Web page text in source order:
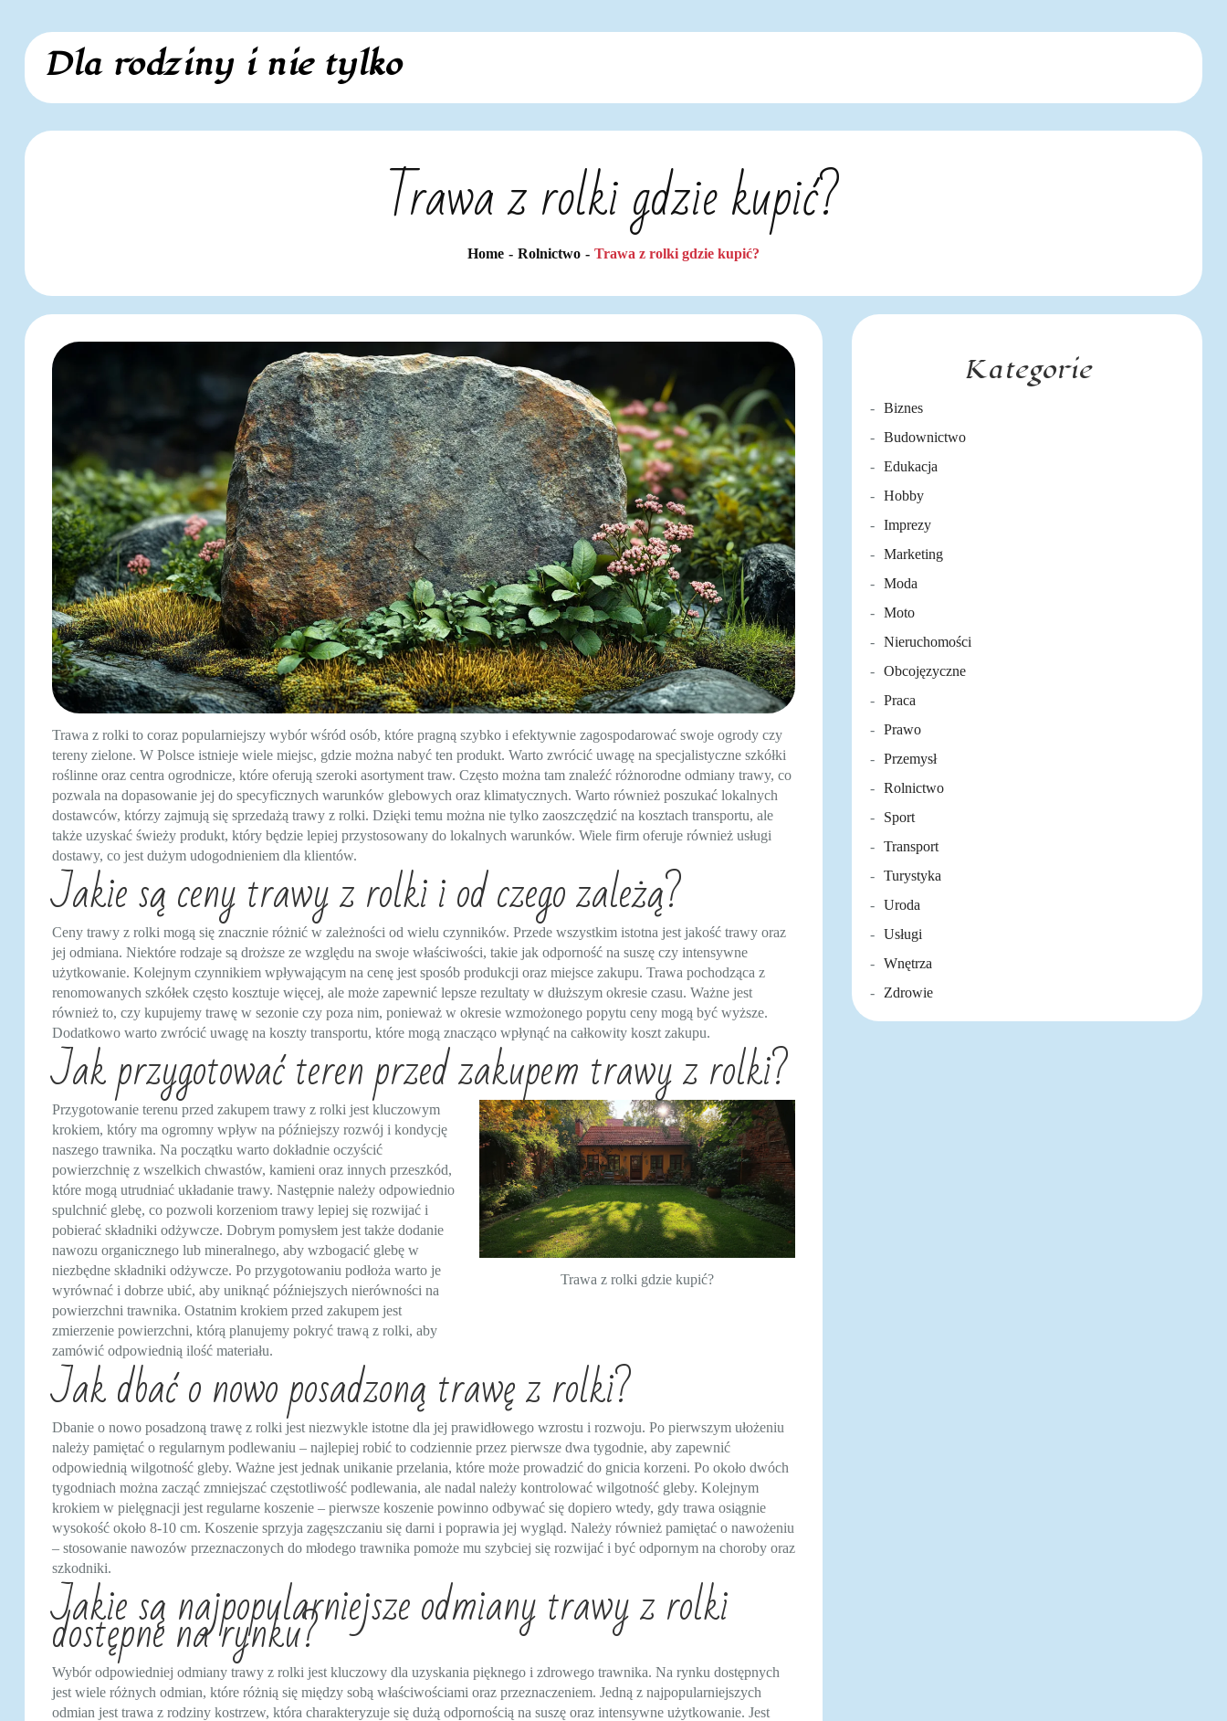
content
Dla rodziny i nie tylko
Trawa z rolki gdzie kupić?
Home Rolnictwo Trawa z rolki gdzie kupić?
Trawa z rolki to coraz popularniejszy wybór wśród osób, które pragną szybko i efektywnie zagospodarować swoje ogrody czy
tereny zielone. W Polsce istnieje wiele miejsc, gdzie można nabyć ten produkt. Warto zwrócić uwagę na specjalistyczne szkółki
roślinne oraz centra ogrodnicze, które oferują szeroki asortyment traw. Często można tam znaleźć różnorodne odmiany trawy, co
pozwala na dopasowanie jej do specyficznych warunków glebowych oraz klimatycznych. Warto również poszukać lokalnych
dostawców, którzy zajmują się sprzedażą trawy z rolki. Dzięki temu można nie tylko zaoszczędzić na kosztach transportu, ale
także uzyskać świeży produkt, który będzie lepiej przystosowany do lokalnych warunków. Wiele firm oferuje również usługi
dostawy, co jest dużym udogodnieniem dla klientów.
Jakie są ceny trawy z rolki i od czego zależą?
Ceny trawy z rolki mogą się znacznie różnić w zależności od wielu czynników. Przede wszystkim istotna jest jakość trawy oraz
jej odmiana. Niektóre rodzaje są droższe ze względu na swoje właściwości, takie jak odporność na suszę czy intensywne
użytkowanie. Kolejnym czynnikiem wpływającym na cenę jest sposób produkcji oraz miejsce zakupu. Trawa pochodząca z
renomowanych szkółek często kosztuje więcej, ale może zapewnić lepsze rezultaty w dłuższym okresie czasu. Ważne jest
również to, czy kupujemy trawę w sezonie czy poza nim, ponieważ w okresie wzmożonego popytu ceny mogą być wyższe.
Dodatkowo warto zwrócić uwagę na koszty transportu, które mogą znacząco wpłynąć na całkowity koszt zakupu.
Jak przygotować teren przed zakupem trawy z rolki?
Trawa z rolki gdzie kupić?
Przygotowanie terenu przed zakupem trawy z rolki jest kluczowym
krokiem, który ma ogromny wpływ na późniejszy rozwój i kondycję
naszego trawnika. Na początku warto dokładnie oczyścić
powierzchnię z wszelkich chwastów, kamieni oraz innych przeszkód,
które mogą utrudniać układanie trawy. Następnie należy odpowiednio
spulchnić glebę, co pozwoli korzeniom trawy lepiej się rozwijać i
pobierać składniki odżywcze. Dobrym pomysłem jest także dodanie
nawozu organicznego lub mineralnego, aby wzbogacić glebę w
niezbędne składniki odżywcze. Po przygotowaniu podłoża warto je
wyrównać i dobrze ubić, aby uniknąć późniejszych nierówności na
powierzchni trawnika. Ostatnim krokiem przed zakupem jest
zmierzenie powierzchni, którą planujemy pokryć trawą z rolki, aby
zamówić odpowiednią ilość materiału.
Jak dbać o nowo posadzoną trawę z rolki?
Dbanie o nowo posadzoną trawę z rolki jest niezwykle istotne dla jej prawidłowego wzrostu i rozwoju. Po pierwszym ułożeniu
należy pamiętać o regularnym podlewaniu – najlepiej robić to codziennie przez pierwsze dwa tygodnie, aby zapewnić
odpowiednią wilgotność gleby. Ważne jest jednak unikanie przelania, które może prowadzić do gnicia korzeni. Po około dwóch
tygodniach można zacząć zmniejszać częstotliwość podlewania, ale nadal należy kontrolować wilgotność gleby. Kolejnym
krokiem w pielęgnacji jest regularne koszenie – pierwsze koszenie powinno odbywać się dopiero wtedy, gdy trawa osiągnie
wysokość około 8-10 cm. Koszenie sprzyja zagęszczaniu się darni i poprawia jej wygląd. Należy również pamiętać o nawożeniu
– stosowanie nawozów przeznaczonych do młodego trawnika pomoże mu szybciej się rozwijać i być odpornym na choroby oraz
szkodniki.
Jakie są najpopularniejsze odmiany trawy z rolki
dostępne na rynku?
Wybór odpowiedniej odmiany trawy z rolki jest kluczowy dla uzyskania pięknego i zdrowego trawnika. Na rynku dostępnych
jest wiele różnych odmian, które różnią się między sobą właściwościami oraz przeznaczeniem. Jedną z najpopularniejszych
odmian jest trawa z rodziny kostrzew, która charakteryzuje się dużą odpornością na suszę oraz intensywne użytkowanie. Jest
Kategorie
Biznes
Budownictwo
Edukacja
Hobby
Imprezy
Marketing
Moda
Moto
Nieruchomości
Obcojęzyczne
Praca
Prawo
Przemysł
Rolnictwo
Sport
Transport
Turystyka
Uroda
Usługi
Wnętrza
Zdrowie